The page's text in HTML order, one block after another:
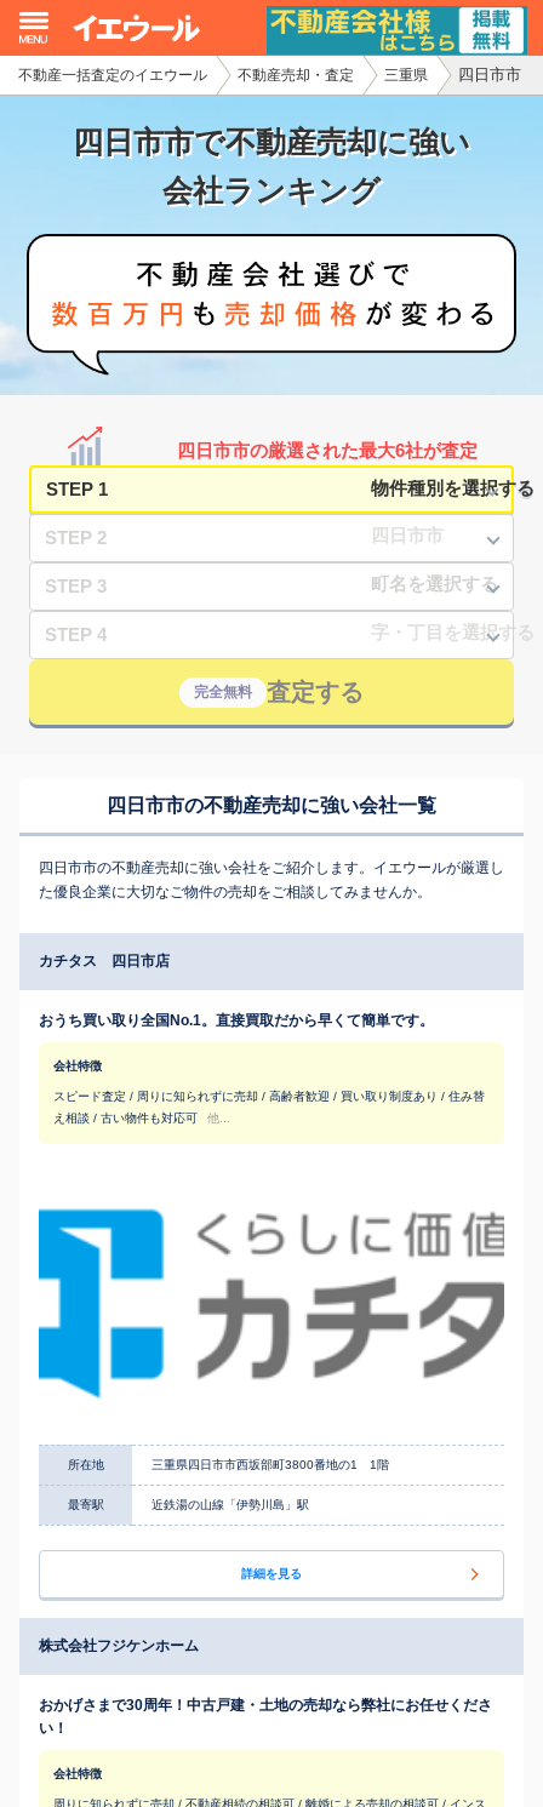
不動産一括査定のイエウール 不動産売却・査定 三重県 四日市市
四日市市で不動産売却に強い
会社ランキング
四日市市の厳選された最大6社が査定
STEP 1
STEP 2
STEP 3
STEP 4
完全無料 査定する
四日市市の不動産売却に強い会社一覧
四日市市の不動産売却に強い会社をご紹介します。イエウールが厳選し
た優良企業に大切なご物件の売却をご相談してみませんか。
カチタス 四日市店
おうち買い取り全国No.1。直接買取だから早くて簡単です。
会社特徴
スピード査定 / 周りに知られずに売却 / 高齢者歓迎 / 買い取り制度あり / 住み替
え相談 / 古い物件も対応可
他...
所在地 三重県四日市市西坂部町3800番地の1 1階
最寄駅 近鉄湯の山線「伊勢川島」駅
詳細を見る
株式会社フジケンホーム
おかげさまで30周年！中古戸建・土地の売却なら弊社にお任せくださ
い！
会社特徴
周りに知られずに売却 / 不動産相続の相談可 / 離婚による売却の相談可 / インス
イエウール加盟希望の不動産会社様
初めての方へ
不動産の売却・一括査定
家査定シミュレーター
お問い合わせ